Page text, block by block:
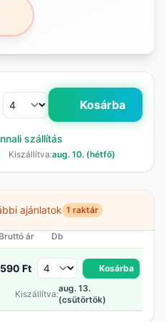
Kosárba
szállítás
Kiszállítva:aug. 10. (hétfő)
ajánlatok 1 raktár
Bruttó ár Db
Ft Kosárba
Kiszállítva:
aug. 13.
(csütörtök)